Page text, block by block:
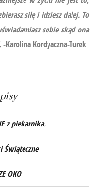
siłę i idziesz dalej. To
sobie skąd ona
-Karolina Kordyaczna-Turek
z piekarnika.
Świąteczne
OKO